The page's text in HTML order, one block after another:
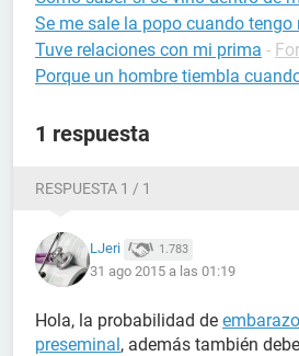
Se me sale la popo cuando tengo
Tuve relaciones con mi prima -
Porque un hombre tiembla
1 respuesta
RESPUESTA 1 / 1
LJeri 1.783
31 ago 2015 a las 01:19
Hola, la probabilidad de embarazo
preseminal, además también